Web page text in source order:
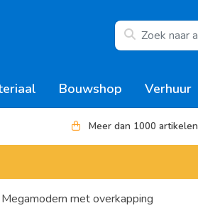
Bouwshop Verhuur
Meer dan 1000 artikelen
met overkapping